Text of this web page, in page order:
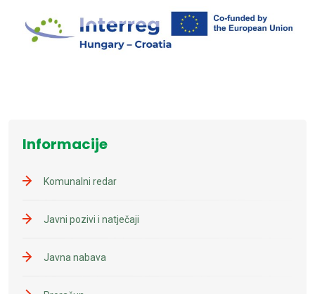
Informacije
Komunalni redar
Javni pozivi i natječaji
Javna nabava